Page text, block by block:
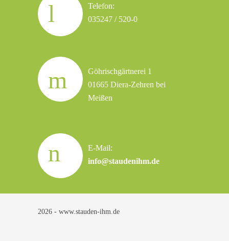
Telefon:
035247 / 520-0
Göhrischgärtnerei 1
01665 Diera-Zehren bei
Meißen
E-Mail:
info@staudenihm.de
2026 - www.stauden-ihm.de